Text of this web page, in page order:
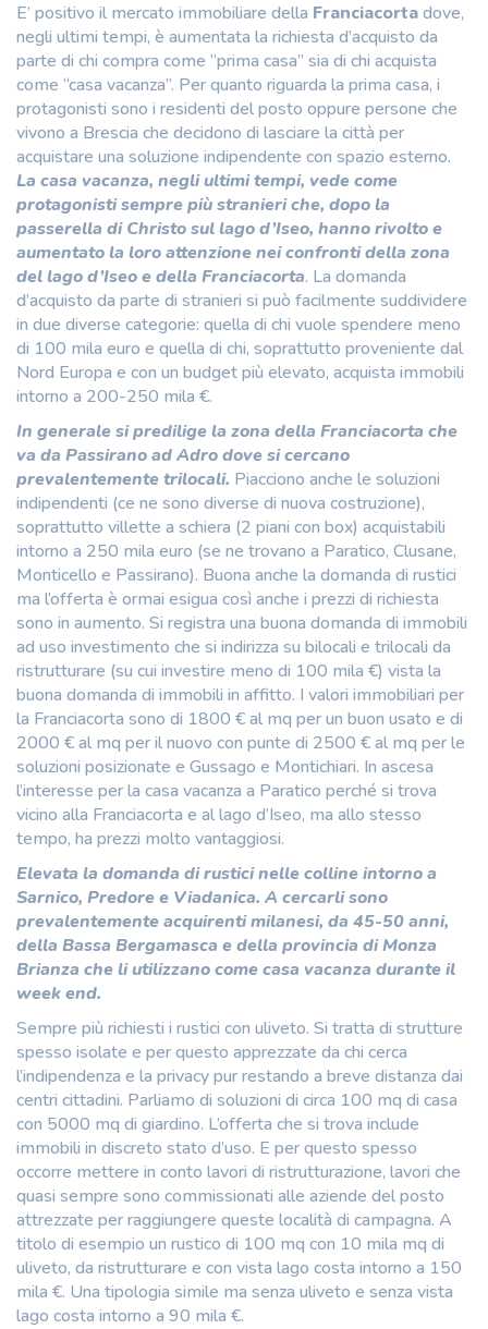
E’ positivo il mercato immobiliare della Franciacortadove,
negli ultimi tempi, è aumentata la richiesta d’acquisto da
parte di chi compra come “prima casa” sia di chi acquista
come “casa vacanza”. Per quanto riguarda la prima casa, i
protagonisti sono i residenti del posto oppure persone che
vivono a Brescia che decidono di lasciare la città per
acquistare una soluzione indipendente con spazio esterno.
La casa vacanza, negli ultimi tempi, vede come
protagonisti sempre più stranieri che, dopo la
passerella di Christo sul lago d’Iseo, hanno rivolto e
aumentato la loro attenzione nei confronti della zona
del lago d’Iseo e della Franciacorta. La domanda
d’acquisto da parte di stranieri si può facilmente suddividere
in due diverse categorie: quella di chi vuole spendere meno
di 100 mila euro e quella di chi, soprattutto proveniente dal
Nord Europa e con un budget più elevato, acquista immobili
intorno a 200-250 mila €.
In generale si predilige la zona della Franciacorta che
va da Passirano ad Adro dove si cercano
prevalentemente trilocali. Piacciono anche le soluzioni
indipendenti (ce ne sono diverse di nuova costruzione),
soprattutto villette a schiera (2 piani con box) acquistabili
intorno a 250 mila euro (se ne trovano a Paratico, Clusane,
Monticello e Passirano). Buona anche la domanda di rustici
ma l’offerta è ormai esigua così anche i prezzi di richiesta
sono in aumento. Si registra una buona domanda di immobili
ad uso investimento che si indirizza su bilocali e trilocali da
ristrutturare (su cui investire meno di 100 mila €) vista la
buona domanda di immobili in affitto. I valori immobiliari per
la Franciacorta sono di 1800 € al mq per un buon usato e di
2000 € al mq per il nuovo con punte di 2500 € al mq per le
soluzioni posizionate e Gussago e Montichiari. In ascesa
l’interesse per la casa vacanza a Paratico perché si trova
vicino alla Franciacorta e al lago d’Iseo, ma allo stesso
tempo, ha prezzi molto vantaggiosi.
Elevata la domanda di rustici nelle colline intorno a
Sarnico, Predore e Viadanica. A cercarli sono
prevalentemente acquirenti milanesi, da 45-50 anni,
della Bassa Bergamasca e della provincia di Monza
Brianza che li utilizzano come casa vacanza durante il
week end.
Sempre più richiesti i rustici con uliveto. Si tratta di strutture
spesso isolate e per questo apprezzate da chi cerca
l’indipendenza e la privacy pur restando a breve distanza dai
centri cittadini. Parliamo di soluzioni di circa 100 mq di casa
con 5000 mq di giardino. L’offerta che si trova include
immobili in discreto stato d’uso. E per questo spesso
occorre mettere in conto lavori di ristrutturazione, lavori che
quasi sempre sono commissionati alle aziende del posto
attrezzate per raggiungere queste località di campagna. A
titolo di esempio un rustico di 100 mq con 10 mila mq di
uliveto, da ristrutturare e con vista lago costa intorno a 150
mila €. Una tipologia simile ma senza uliveto e senza vista
lago costa intorno a 90 mila €.